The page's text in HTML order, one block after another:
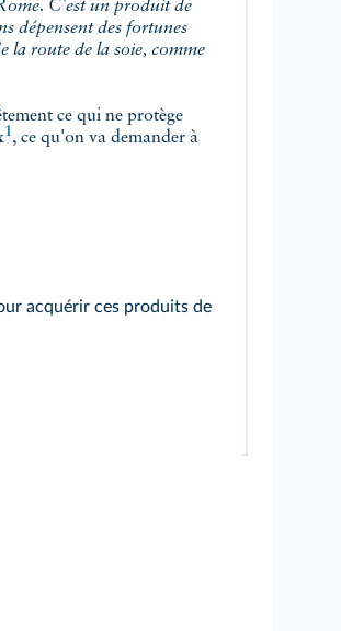
dépensent des fortunes
la route de la soie, comme
ce qui ne protège
1 , ce qu'on va demander à
acquérir ces produits de